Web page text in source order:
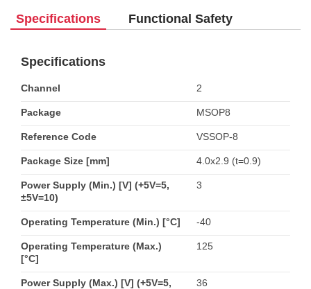
Specifications Functional Safety
Specifications
Channel 2
Package MSOP8
Reference Code VSSOP-8
Package Size [mm] 4.0x2.9 (t=0.9)
Power Supply (Min.) [V] (+5V=5,
±5V=10)
3
Operating Temperature (Min.) [°C] -40
Operating Temperature (Max.)
[°C]
125
Power Supply (Max.) [V] (+5V=5,
36